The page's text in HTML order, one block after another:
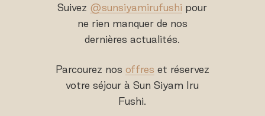
Suivez @sunsiyamirufushi pour
ne rien manquer de nos
dernières actualités.
Parcourez nos offres et réservez
votre séjour à Sun Siyam Iru
Fushi.